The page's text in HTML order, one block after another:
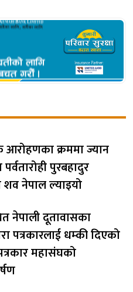
आरोहणका क्रममा ज्यान
पुरबहादुर
नेपाल ल्याइयो
नेपाली दूतावासका
पत्रकारलाई धम्की दिएको
महासंघको